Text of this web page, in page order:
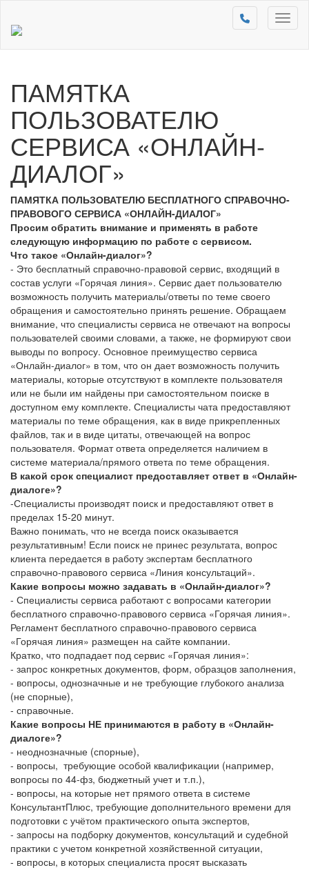
ПАМЯТКА
ПОЛЬЗОВАТЕЛЮ
СЕРВИСА «ОНЛАЙН-
ДИАЛОГ»
ПАМЯТКА ПОЛЬЗОВАТЕЛЮ БЕСПЛАТНОГО СПРАВОЧНО-
ПРАВОВОГО СЕРВИСА «ОНЛАЙН-ДИАЛОГ»
Просим обратить внимание и применять в работе
следующую информацию по работе с сервисом.
Что такое «Онлайн-диалог»?
- Это бесплатный справочно-правовой сервис, входящий в
состав услуги «Горячая линия». Сервис дает пользователю
возможность получить материалы/ответы по теме своего
обращения и самостоятельно принять решение. Обращаем
внимание, что специалисты сервиса не отвечают на вопросы
пользователей своими словами, а также, не формируют свои
выводы по вопросу. Основное преимущество сервиса
«Онлайн-диалог» в том, что он дает возможность получить
материалы, которые отсутствуют в комплекте пользователя
или не были им найдены при самостоятельном поиске в
доступном ему комплекте. Специалисты чата предоставляют
материалы по теме обращения, как в виде прикрепленных
файлов, так и в виде цитаты, отвечающей на вопрос
пользователя. Формат ответа определяется наличием в
системе материала/прямого ответа по теме обращения.
В какой срок специалист предоставляет ответ в «Онлайн-
диалоге»?
-Специалисты производят поиск и предоставляют ответ в
пределах 15-20 минут.
Важно понимать, что не всегда поиск оказывается
результативным! Если поиск не принес результата, вопрос
клиента передается в работу экспертам бесплатного
справочно-правового сервиса «Линия консультаций».
Какие вопросы можно задавать в «Онлайн-диалог»?
- Специалисты сервиса работают с вопросами категории
бесплатного справочно-правового сервиса «Горячая линия».
Регламент бесплатного справочно-правового сервиса
«Горячая линия» размещен на сайте компании.
Кратко, что подпадает под сервис «Горячая линия»:
- запрос конкретных документов, форм, образцов заполнения,
- вопросы, однозначные и не требующие глубокого анализа
(не спорные),
- справочные.
Какие вопросы НЕ принимаются в работу в «Онлайн-
диалоге»?
- неоднозначные (спорные),
- вопросы, требующие особой квалификации (например,
вопросы по 44-фз, бюджетный учет и т.п.),
- вопросы, на которые нет прямого ответа в системе
КонсультантПлюс, требующие дополнительного времени для
подготовки с учётом практического опыта экспертов,
- запросы на подборку документов, консультаций и судебной
практики с учетом конкретной хозяйственной ситуации,
- вопросы, в которых специалиста просят высказать